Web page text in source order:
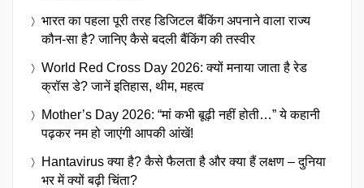
भारत का पहला पूरी तरह डिजिटल बैंकिंग अपनाने वाला राज्य
कौन-सा है? जानिए कैसे बदली बैंकिंग की तस्वीर
World Red Cross Day 2026: क्यों मनाया जाता है रेड
क्रॉस डे? जानें इतिहास, थीम, महत्व
Mother’s Day 2026: “मां कभी बूढ़ी नहीं होती…” ये कहानी
पढ़कर नम हो जाएंगी आपकी आंखें!
Hantavirus क्या है? कैसे फैलता है और क्या हैं लक्षण – दुनिया
भर में क्यों बढ़ी चिंता?